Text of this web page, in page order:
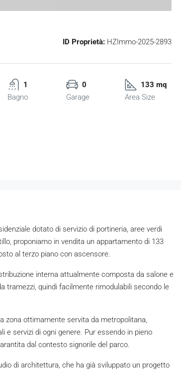
ID Proprietà: HZImmo-2025-2893
1
Bagno
0
Garage
133 mq
Area Size
dotato di servizio di portineria, aree verdi
proponiamo in vendita un appartamento di 133
al terzo piano con ascensore.
interna attualmente composta da salone e
tramezzi, quindi facilmente rimodulabili secondo le
zona ottimamente servita da metropolitana,
e servizi di ogni genere. Pur essendo in pieno
dal contesto signorile del parco.
di architettura, che ha già sviluppato un progetto